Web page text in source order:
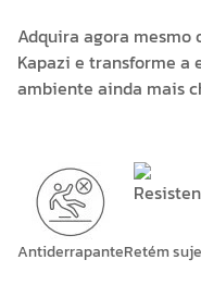
Adquira agora mesmo
Kapazi e transforme a
ambiente ainda mais
AntiderrapanteRetém